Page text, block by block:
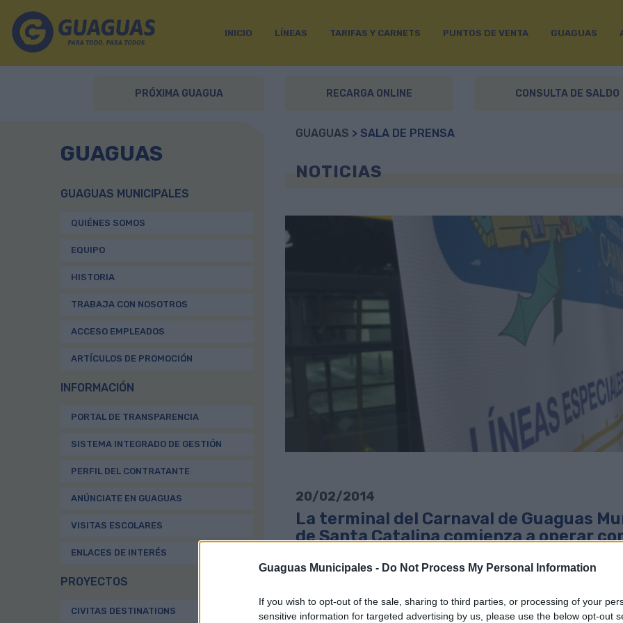
Guaguas Municipales - Do Not Process My Personal Information
If you wish to opt-out of the sale, sharing to third parties, or processing of your
sensitive information for targeted advertising by us, please use the below opt-out
INICIO LÍNEAS TARIFAS Y CARNETS PUNTOS DE VENTA GUAGUAS
PRÓXIMA GUAGUA RECARGA ONLINE CONSULTA DE SALDO
GUAGUAS
GUAGUAS MUNICIPALES
QUIÉNES SOMOS
EQUIPO
HISTORIA
TRABAJA CON NOSOTROS
ACCESO EMPLEADOS
ARTÍCULOS DE PROMOCIÓN
INFORMACIÓN
PORTAL DE TRANSPARENCIA
SISTEMA INTEGRADO DE GESTIÓN
PERFIL DEL CONTRATANTE
ANÚNCIATE EN GUAGUAS
VISITAS ESCOLARES
ENLACES DE INTERÉS
PROYECTOS
CIVITAS DESTINATIONS
GUAGUAS > SALA DE PRENSA
NOTICIAS
20/02/2014
La terminal del Carnaval de Guaguas
de Santa Catalina comienza a operar
Descargar noticia en PDF
Guaguas Municipales pone en marcha este fin de semana el
líneas especiales, que conectarán todos los distritos de la capital